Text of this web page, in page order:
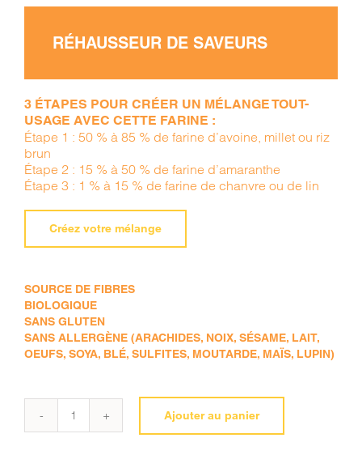
RÉHAUSSEUR DE SAVEURS
3 ÉTAPES POUR CRÉER UN MÉLANGE TOUT-
USAGE AVEC CETTE FARINE :
Étape 1 : 50 % à 85 % de farine d’avoine, millet ou riz
brun
Étape 2 : 15 % à 50 % de farine d’amaranthe
Étape 3 : 1 % à 15 % de farine de chanvre ou de lin
Créez votre mélange
SOURCE DE FIBRES
BIOLOGIQUE
SANS GLUTEN
SANS ALLERGÈNE (ARACHIDES, NOIX, SÉSAME, LAIT,
OEUFS, SOYA, BLÉ, SULFITES, MOUTARDE, MAÏS, LUPIN)
quantité
Ajouter au panier